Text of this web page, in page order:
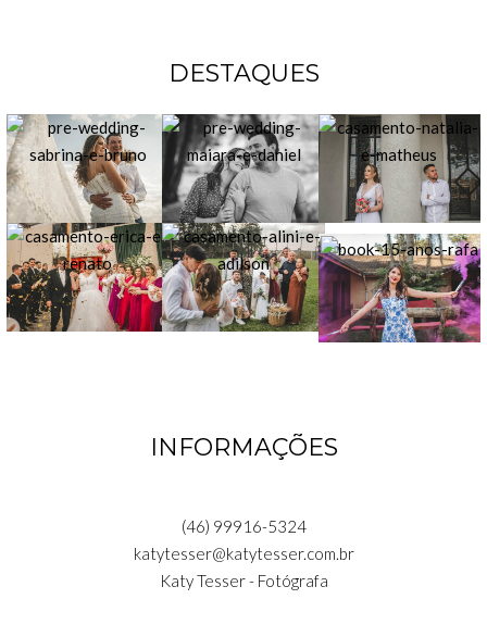
DESTAQUES
INFORMAÇÕES
(46) 99916-5324
katytesser@katytesser.com.br
Katy Tesser - Fotógrafa